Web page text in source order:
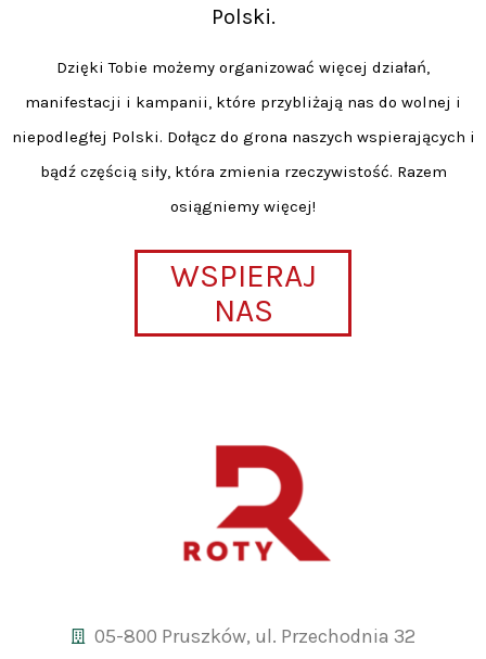
Polski.
Dzięki Tobie możemy organizować więcej działań,
manifestacji i kampanii, które przybliżają nas do wolnej i
niepodległej Polski. Dołącz do grona naszych wspierających i
bądź częścią siły, która zmienia rzeczywistość. Razem
osiągniemy więcej!
WSPIERAJ
NAS
05-800 Pruszków, ul. Przechodnia 32